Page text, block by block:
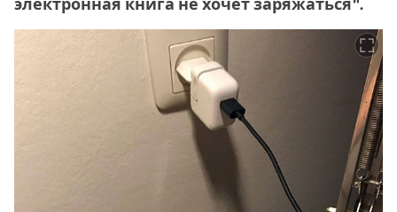
электронная книга не хочет заряжаться".